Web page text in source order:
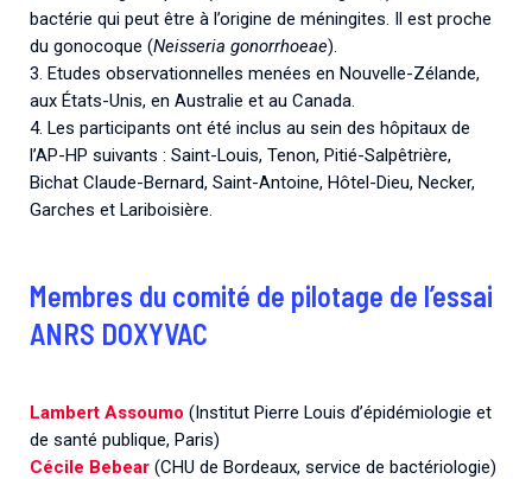
bactérie qui peut être à l’origine de méningites. Il est proche
du gonocoque (Neisseria gonorrhoeae).
3. Etudes observationnelles menées en Nouvelle-Zélande,
aux États-Unis, en Australie et au Canada.
4. Les participants ont été inclus au sein des hôpitaux de
l’AP-HP suivants : Saint-Louis, Tenon, Pitié-Salpêtrière,
Bichat Claude-Bernard, Saint-Antoine, Hôtel-Dieu, Necker,
Garches et Lariboisière.
Membres du comité de pilotage de l’essai
ANRS DOXYVAC
Lambert Assoumo (Institut Pierre Louis d’épidémiologie et
de santé publique, Paris)
Cécile Bebear (CHU de Bordeaux, service de bactériologie)